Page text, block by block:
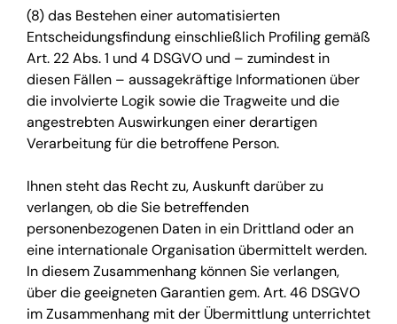
(8) das Bestehen einer automatisierten
Entscheidungsfindung einschließlich Profiling gemäß
Art. 22 Abs. 1 und 4 DSGVO und – zumindest in
diesen Fällen – aussagekräftige Informationen über
die involvierte Logik sowie die Tragweite und die
angestrebten Auswirkungen einer derartigen
Verarbeitung für die betroffene Person.
Ihnen steht das Recht zu, Auskunft darüber zu
verlangen, ob die Sie betreffenden
personenbezogenen Daten in ein Drittland oder an
eine internationale Organisation übermittelt werden.
In diesem Zusammenhang können Sie verlangen,
über die geeigneten Garantien gem. Art. 46 DSGVO
im Zusammenhang mit der Übermittlung unterrichtet